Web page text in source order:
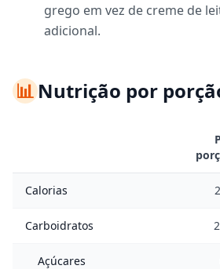
grego em vez de creme de
adicional.
📊Nutrição por
Calorias
Carboidratos
Açúcares